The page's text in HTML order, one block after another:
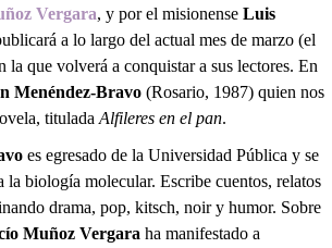
Vergara, y por el misionense Luis
a lo largo del actual mes de marzo (el
la que volverá a conquistar a sus lectores. En
Menéndez-Bravo (Rosario, 1987) quien nos
titulada Alfileres en el pan.
es egresado de la Universidad Pública y se
la biología molecular. Escribe cuentos, relatos
drama, pop, kitsch, noir y humor. Sobre
Muñoz Vergara ha manifestado a